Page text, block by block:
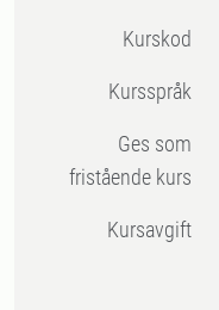
Kurskod
Kursspråk
Ges som
fristående kurs
Kursavgift